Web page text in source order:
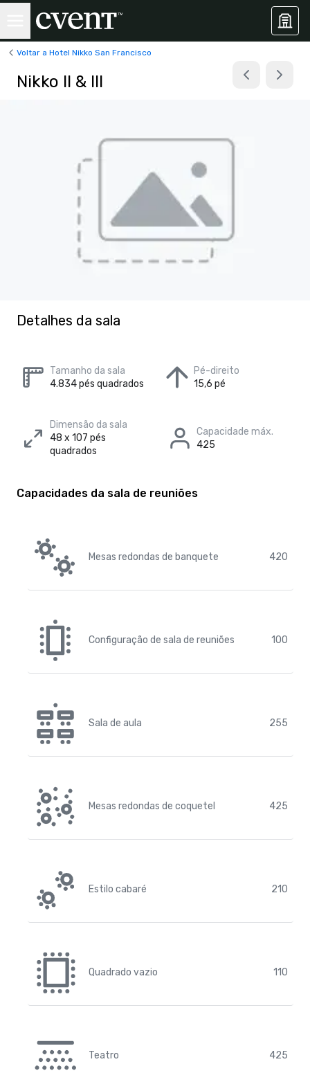
Voltar a Hotel Nikko San Francisco
Nikko II & III
Detalhes da sala
Tamanho da sala
4.834 pés quadrados
Pé-direito
15,6 pé
Dimensão da sala
48 x 107 pés
quadrados
Capacidade máx.
425
Capacidades da sala de reuniões
Mesas redondas de banquete 420
Configuração de sala de reuniões 100
Sala de aula 255
Mesas redondas de coquetel 425
Estilo cabaré 210
Quadrado vazio 110
Teatro 425